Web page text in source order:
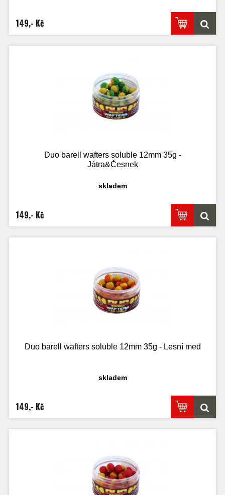
149,- Kč
Duo barell wafters soluble 12mm 35g -
Játra&Česnek
skladem
149,- Kč
Duo barell wafters soluble 12mm 35g - Lesní med
skladem
149,- Kč